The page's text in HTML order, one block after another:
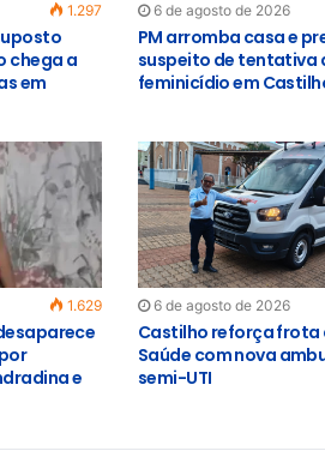
1.297
chega a
em
6 de agosto de 2026
PM arromba casa e
suspeito de tentativa
feminicídio em
1.629
e
6 de agosto de 2026
Castilho reforça frota
Saúde com nova
semi-UTI